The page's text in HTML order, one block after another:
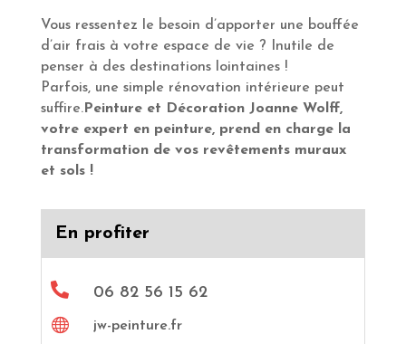
Vous ressentez le besoin d’apporter une bouffée
d’air frais à votre espace de vie ? Inutile de
penser à des destinations lointaines !
Parfois, une simple rénovation intérieure peut
suffire.Peinture et Décoration Joanne Wolff,
votre expert en peinture, prend en charge la
transformation de vos revêtements muraux
et sols !
En profiter
 06 82 56 15 62
 jw-peinture.fr